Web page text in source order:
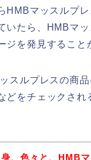
HMBマッスルプ
いたら、HMBマ
ジを発見すること
スルプレスの商
どをチェックされ
、色々と、HMB